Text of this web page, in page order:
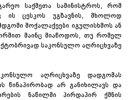
საქმეთა სამინისტროს, რომ
ის ცესკოს უგზავნის, მხოლოდ
მოქალაქეები იგულისხმოს ან
მაინც მიაწოდოს, თუ რომელ
საკონსულო აღრიცხვაზე
აღრიცხვაზე დადგომას
წინაპირობად არ განიხილავს და
ნაწილში პირდაპირ ქმნის